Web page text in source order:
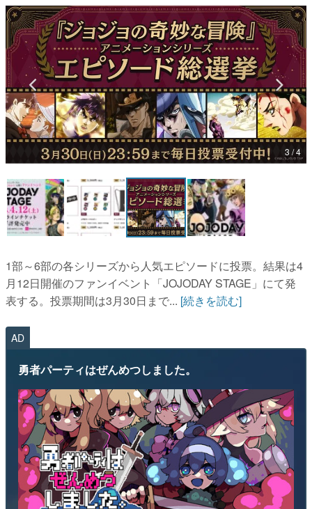
なんでゲームは面白い？
ゲーム開発者・hamatsu氏がゲームの魅力を画面や操作の
具体的な形から解き明かしていく、硬派で骨太な評論連載
です。
ゲームが変えた日本語
「経験値」「裏技」「ラスボス」… ゲームにまつわる言葉
の起源や用法の変遷を、コンピューター文化史研究家・タ
イニーP氏が徹底調査。
カテゴリ
特集記事
マンガ
女性向け
その他
電ファミニコゲーマーとは？
運営：株式会社マレ
3 / 4
1部～6部の各シリーズから人気エピソードに投票。結果は4
月12日開催のファンイベント「JOJODAY STAGE」にて発
表する。投票期間は3月30日まで... [続きを読む]
AD
勇者パーティはぜんめつしました。